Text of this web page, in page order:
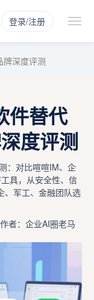
登录/注册
牌深度评测
件替代
度评测
：对比喧喧IM、企
具，从安全性、信
、军工、金融团队选
作者：企业AI圈老马